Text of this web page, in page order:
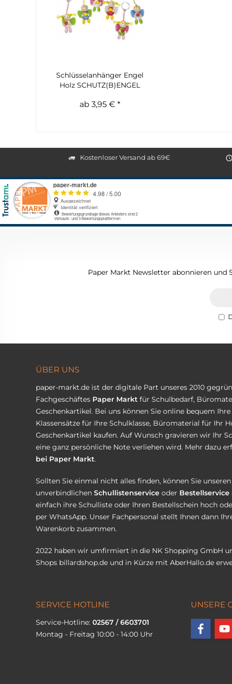
Schlüsselanhänger Engel
Holz SCHUTZ(B)ENGEL
ab 3,95 € *
Kostenloser Versand ab 69€
Paper Markt Newsletter abonnieren
ÜBER UNS
paper-markt.de ist der digitale Part unseres 2010
Fachgeschäftes Paper Markt für Schulbedarf,
Geschenkartikel. Bei uns können Sie online bequem
Klassensätze für Ihre Schulklasse, Büromaterial für Ihr
Geschenkartikel kaufen. Auf Wunsch gravieren wir Ihr
eine ganz persönliche Note verliehen wird. Mehr dazu
bei Paper Markt.
Sollten Sie einmal nicht alles finden, können Sie
unverbindlichen Schullistenservice oder Bestellservice
einfach ihre Schulliste oder Ihren Bestellschein hoch
per WhatsApp. Unser Fachpersonal stellt Ihnen dann
Warenkorb zusammen.
2022 haben wir umfirmiert in die NK Shopping GmbH
Shops billardshop.de und in Kürze mit AberHallo.de
SERVICE HOTLINE
Service-Hotline: 02567 / 6603701
Montag - Freitag 10:00 - 14:00 Uhr
UNSERE